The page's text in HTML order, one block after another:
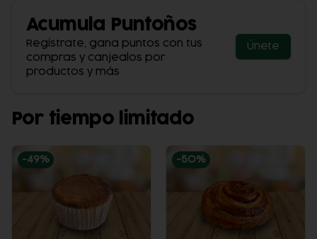
Acumula Puntoños
Regístrate, gana puntos con tus
compras y canjealos por
productos y más
Únete
Por tiempo limitado
-49% -50%